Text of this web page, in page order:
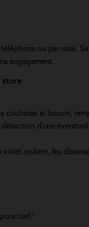
ou par mail.
engagement.
store
si besoin,
d'une
roulant, les